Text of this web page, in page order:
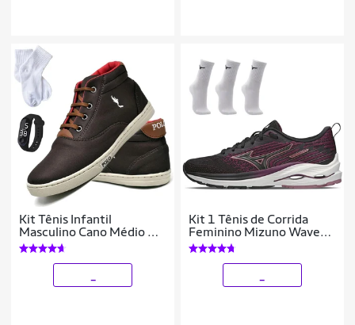
Kit Tênis Infantil
Masculino Cano Médio +
Relógio + Meia
Kit 1 Tênis de Corrida
Feminino Mizuno Wave
Vitality 5 e 3 Pares de
Meia Cano Médio